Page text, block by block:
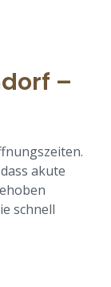
–
akute
schnell